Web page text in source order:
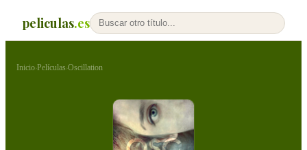
peliculas.es
Inicio›Películas›Oscillation